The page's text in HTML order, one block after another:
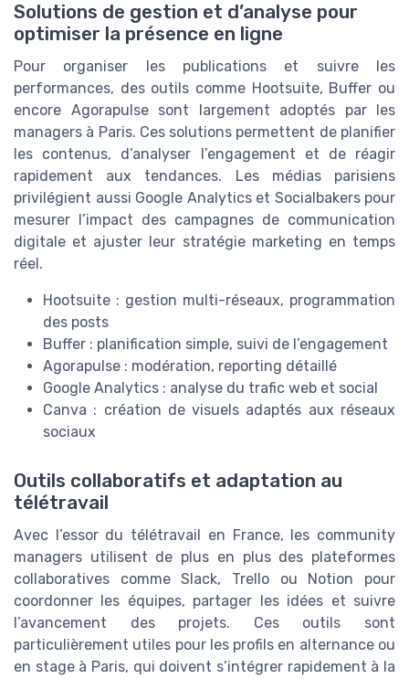
Solutions de gestion et d’analyse pour
optimiser la présence en ligne
Pour organiser les publications et suivre les
performances, des outils comme Hootsuite, Buffer ou
encore Agorapulse sont largement adoptés par les
managers à Paris. Ces solutions permettent de planifier
les contenus, d’analyser l’engagement et de réagir
rapidement aux tendances. Les médias parisiens
privilégient aussi Google Analytics et Socialbakers pour
mesurer l’impact des campagnes de communication
digitale et ajuster leur stratégie marketing en temps
réel.
Hootsuite : gestion multi-réseaux, programmation
des posts
Buffer : planification simple, suivi de l’engagement
Agorapulse : modération, reporting détaillé
Google Analytics : analyse du trafic web et social
Canva : création de visuels adaptés aux réseaux
sociaux
Outils collaboratifs et adaptation au
télétravail
Avec l’essor du télétravail en France, les community
managers utilisent de plus en plus des plateformes
collaboratives comme Slack, Trello ou Notion pour
coordonner les équipes, partager les idées et suivre
l’avancement des projets. Ces outils sont
particulièrement utiles pour les profils en alternance ou
en stage à Paris, qui doivent s’intégrer rapidement à la